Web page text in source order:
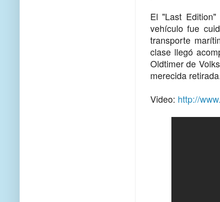
El "Last
vehículo fue
transporte
clase llegó
Oldtimer de
merecida
Video: http://